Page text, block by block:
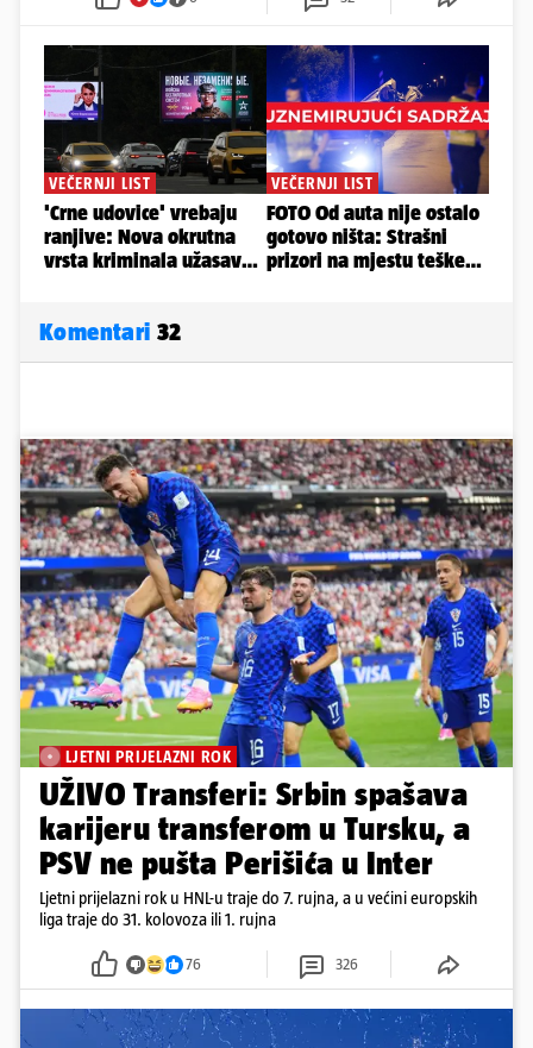
Komentari 32
LJETNI PRIJELAZNI ROK
UŽIVO Transferi: Srbin spašava
karijeru transferom u Tursku, a
PSV ne pušta Perišića u Inter
Ljetni prijelazni rok u HNL-u traje do 7. rujna, a u većini europskih
liga traje do 31. kolovoza ili 1. rujna
76 326